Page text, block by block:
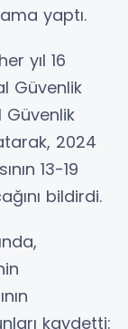
yaptı.
yıl 16
Güvenlik
Güvenlik
2024
13-19
bildirdi.
kaydetti: